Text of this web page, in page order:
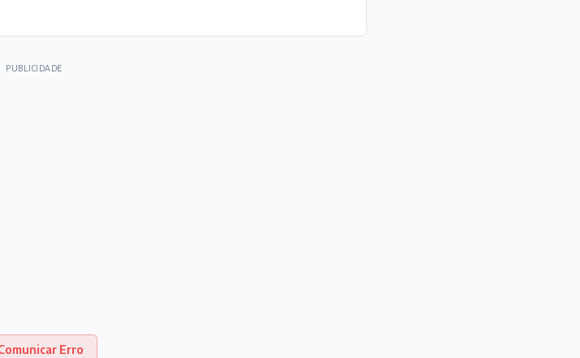
PUBLICIDADE
Erro